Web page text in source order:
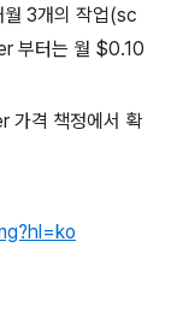
3개의 작업(sc
부터는 월 $0.10
가격 책정에서 확